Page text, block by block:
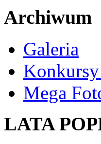
Archiwum
Galeria
Mega
LATA